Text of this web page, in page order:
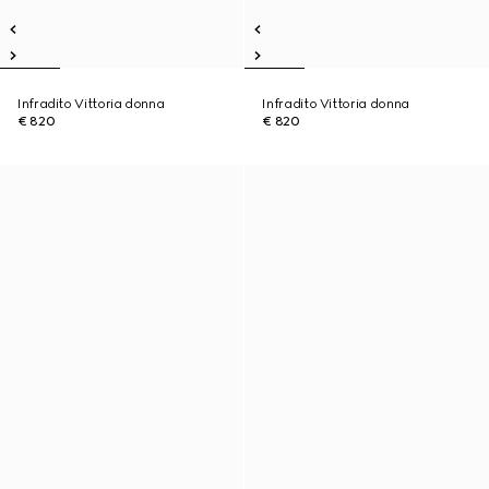
Infradito Vittoria donna
€ 820
Infradito Vittoria donna
€ 820